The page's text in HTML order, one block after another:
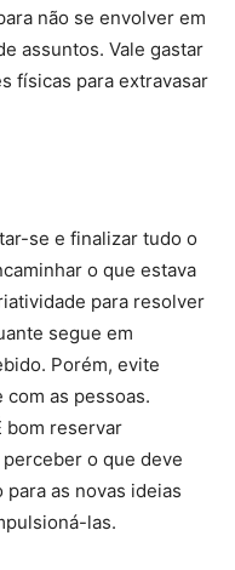
não se envolver em
assuntos. Vale gastar
físicas para extravasar
se e finalizar tudo o
o que estava
para resolver
segue em
Porém, evite
as pessoas.
bom reservar
o que deve
as novas ideias
las.